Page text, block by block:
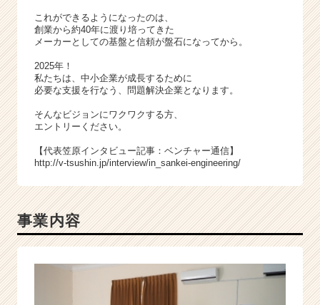
これができるようになったのは、
創業から約40年に渡り培ってきた
メーカーとしての基盤と信頼が盤石になってから。
2025年！
私たちは、中小企業が成長するために
必要な支援を行なう、問題解決企業となります。
そんなビジョンにワクワクする方、
エントリーください。
【代表笠原インタビュー記事：ベンチャー通信】
http://v-tsushin.jp/interview/in_sankei-engineering/
事業内容